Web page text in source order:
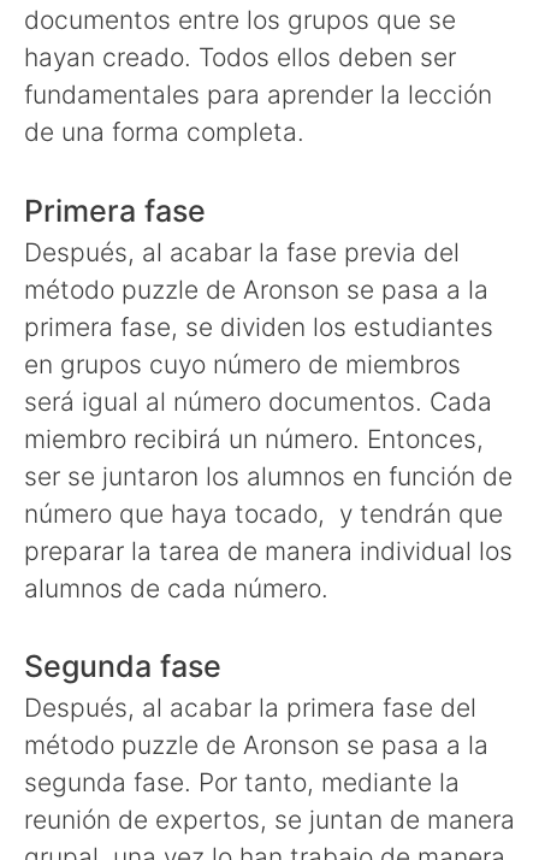
documentos entre los grupos que se
hayan creado. Todos ellos deben ser
fundamentales para aprender la lección
de una forma completa.
Primera fase
Después, al acabar la fase previa del
método puzzle de Aronson se pasa a la
primera fase, se dividen los estudiantes
en grupos cuyo número de miembros
será igual al número documentos. Cada
miembro recibirá un número. Entonces,
ser se juntaron los alumnos en función de
número que haya tocado, y tendrán que
preparar la tarea de manera individual los
alumnos de cada número.
Segunda fase
Después, al acabar la primera fase del
método puzzle de Aronson se pasa a la
segunda fase. Por tanto, mediante la
reunión de expertos, se juntan de manera